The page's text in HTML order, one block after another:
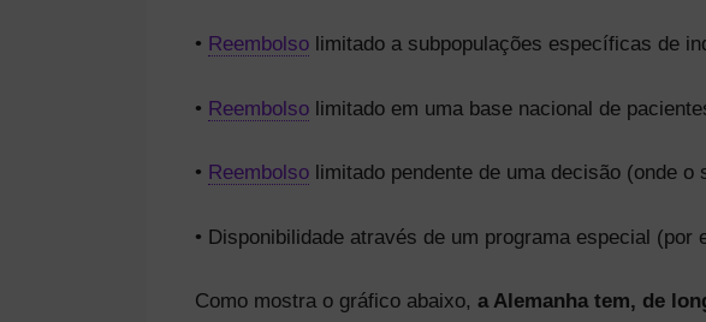
• Reembolso limitado a subpopulações específicas de
• Reembolso limitado em uma base nacional de
• Reembolso limitado pendente de uma decisão (onde o
• Disponibilidade através de um programa especial
Como mostra o gráfico abaixo, a Alemanha tem, de